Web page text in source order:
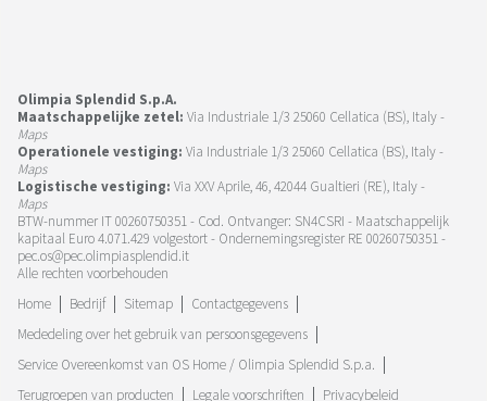
Olimpia Splendid S.p.A.
Maatschappelijke zetel: Via Industriale 1/3 25060 Cellatica (BS), Italy -
Maps
Operationele vestiging: Via Industriale 1/3 25060 Cellatica (BS), Italy -
Maps
Logistische vestiging: Via XXV Aprile, 46, 42044 Gualtieri (RE), Italy -
Maps
BTW-nummer IT 00260750351 - Cod. Ontvanger: SN4CSRI - Maatschappelijk
kapitaal Euro 4.071.429 volgestort - Ondernemingsregister RE 00260750351 -
pec.os@pec.olimpiasplendid.it
Alle rechten voorbehouden
Home
Bedrijf Sitemap
Contactgegevens
Mededeling over het gebruik van persoonsgegevens
Service Overeenkomst van OS Home / Olimpia Splendid S.p.a.
Terugroepen van producten
Legale voorschriften Privacybeleid